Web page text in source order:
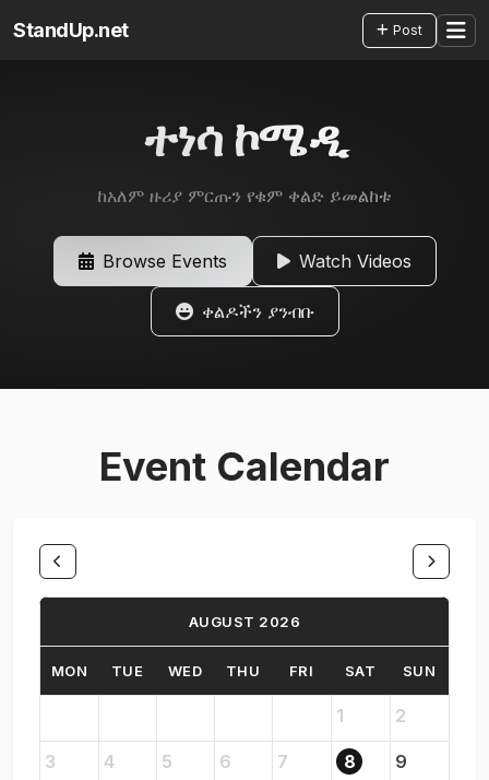
StandUp.net Post
ተነሳ ኮሜዲ
ከአለም ዙሪያ ምርጡን የቁም ቀልድ ይመልከቱ
Browse Events Watch Videos
ቀልዶችን ያንብቡ
Event Calendar
AUGUST 2026
MON TUE WED THU FRI SAT SUN
1 2
3 4 5 6 7 8 9